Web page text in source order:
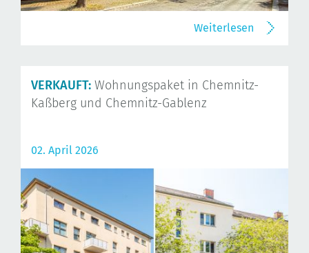
Weiterlesen
VERKAUFT: Wohnungspaket in Chemnitz-
Kaßberg und Chemnitz-Gablenz
02. April 2026